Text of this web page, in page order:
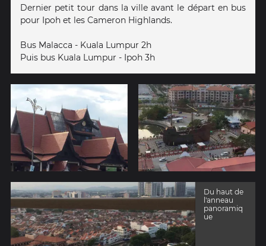
Dernier petit tour dans la ville avant le départ en bus
pour Ipoh et les Cameron Highlands.
Bus Malacca - Kuala Lumpur 2h
Puis bus Kuala Lumpur - Ipoh 3h
Du haut de
l'anneau
panoramiq
ue